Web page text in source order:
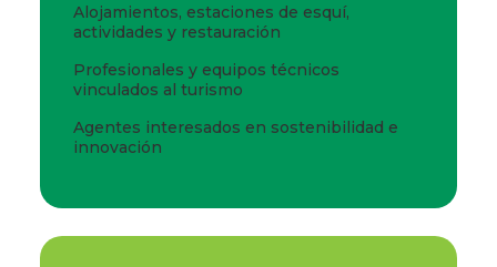
Alojamientos, estaciones de esquí,
actividades y restauración
Profesionales y equipos técnicos
vinculados al turismo
Agentes interesados en sostenibilidad e
innovación